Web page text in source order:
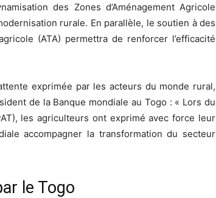
des Zones d’Aménagement Agricole
rurale. En parallèle, le soutien à des
(ATA) permettra de renforcer l’efficacité
exprimée par les acteurs du monde rural,
de la Banque mondiale au Togo : « Lors du
les agriculteurs ont exprimé avec force leur
accompagner la transformation du secteur
le Togo